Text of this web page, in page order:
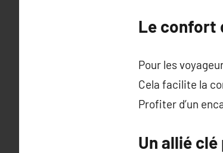
Le confort
Pour les
Cela facilite la
Profiter d’un
Un allié